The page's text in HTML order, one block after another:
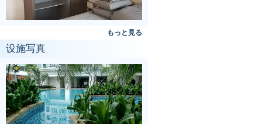
もっと見る
设施写真